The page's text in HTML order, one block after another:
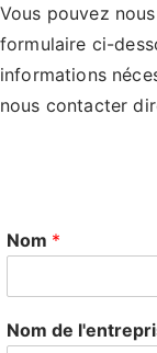
Vous pouvez
formulaire ci-
informations
nous contacter
Nom *
Nom de